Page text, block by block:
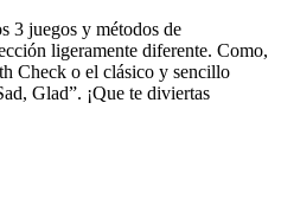
3 juegos y métodos de
ligeramente diferente. Como,
Check o el clásico y sencillo
Glad”. ¡Que te diviertas